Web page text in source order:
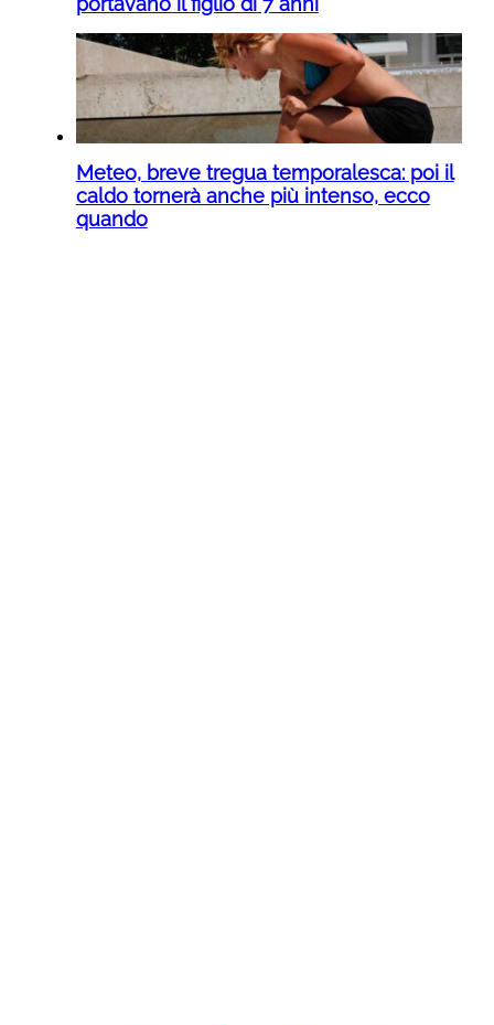
Meteo, breve tregua temporalesca: poi il
caldo tornerà anche più intenso, ecco
quando